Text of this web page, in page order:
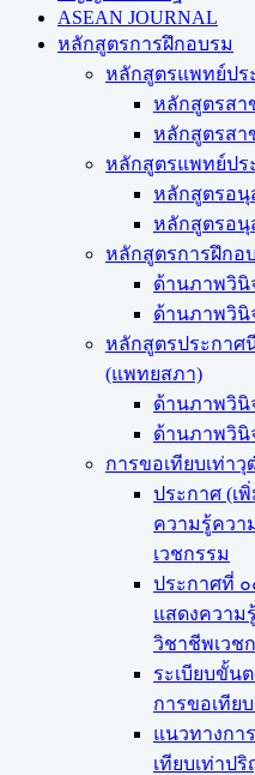
ASEAN JOURNAL
หลักสูตรการฝึกอบรม
หลักสูตรแพทย์ปร
หลักสูตรส
หลักสูตรส
หลักสูตรแพทย์ปร
หลักสูตรอ
หลักสูตรอ
หลักสูตรการฝึกอ
ด้านภาพวินิ
ด้านภาพวินิ
หลักสูตรประกาศ
(แพทยสภา)
ด้านภาพวินิ
ด้านภาพวินิ
การขอเทียบเท่า​
ประกาศ (เ
ความรู้ควา
เวชกรรม
ประกาศที่
แสดงความ
วิชาชีพเวช
ระเบียบขั้น
การขอเทีย
แนวทางกา
เทียบเท่าป